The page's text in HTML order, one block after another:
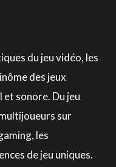
du jeu vidéo, les
des jeux
sonore. Du jeu
sur
les
de jeu uniques.